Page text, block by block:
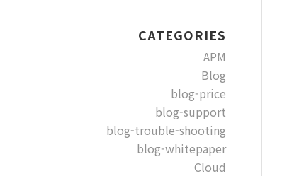
CATEGORIES
APM
Blog
blog-price
blog-support
blog-trouble-shooting
blog-whitepaper
Cloud